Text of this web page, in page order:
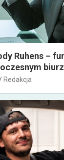
Ruhens –
Redakcja